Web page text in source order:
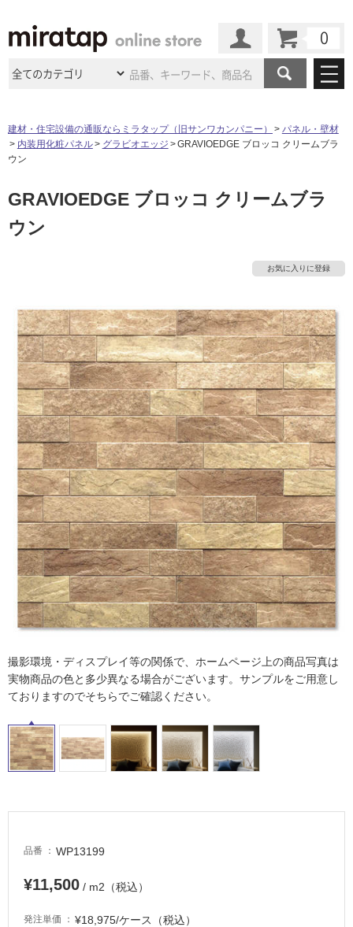
商品カテゴリ
洗面所・水回り
キッチン 浴室（風呂・バスルー
トイレ
ドア（扉）・
収納 インテリア・家具
照明 ペット用品
内装用建材 パネル・壁材
ロートアイアン 天然石・石材
メンテナンス・施工材 新商品
施工事例
施工事例 法人案件納入事例
ミラタップ
ショールーム
ショールームの
ショールーム
福岡ショールーム 札幌スマートショールー
ム
横浜スマートショールー
ム
ウェルビーみのおHDC
BOX
よくある質問 お問い合わせ
修理お問い合わせ クレーム公開
説明書・図面検索 水まわり3年保証
お役立ち情報 住まいのスタイリング
アイデア
ミラタップチャンネル
オンライン相談
ミラタップと創る家
ASOLIE
工事会社紹介Coziコンシ
ェルジュ
自分らしい家づくり
SUVACO
最高のリノベ会社がみつ
かるリノベりす
建材・住宅設備の通販ならミラタップ（旧サンワカンパニー）
パネル・壁材
内装用化粧パネル
グラビオエッジ
GRAVIOEDGE ブロッコ クリームブラ
ウン
GRAVIOEDGE ブロッコ クリームブラ
ウン
お気に入りに登録
撮影環境・ディスプレイ等の関係で、ホームページ上の商品写真は
実物商品の色と多少異なる場合がございます。サンプルをご用意し
ておりますのでそちらでご確認ください。
品番 WP13199
¥11,500 / m2（税込）
発注単価 ¥18,975/ケース（税込）
タ
イ
ル